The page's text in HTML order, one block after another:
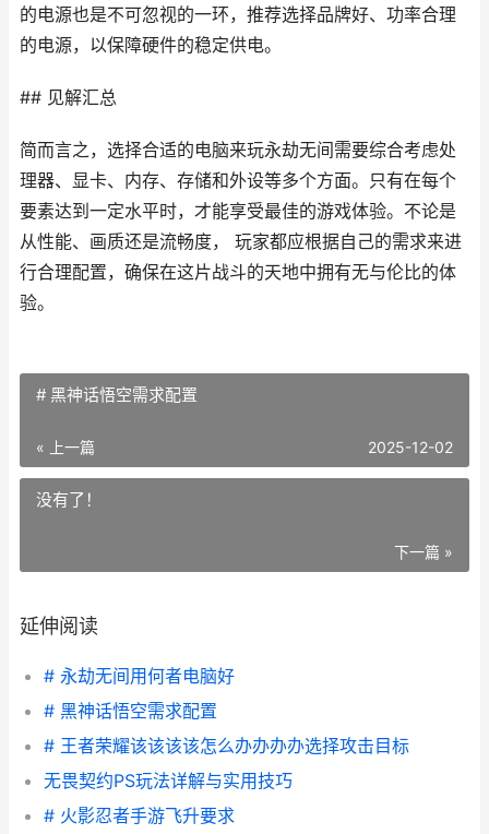
的电源也是不可忽视的一环，推荐选择品牌好、功率合理
的电源，以保障硬件的稳定供电。
## 见解汇总
简而言之，选择合适的电脑来玩永劫无间需要综合考虑处
理器、显卡、内存、存储和外设等多个方面。只有在每个
要素达到一定水平时，才能享受最佳的游戏体验。不论是
从性能、画质还是流畅度， 玩家都应根据自己的需求来进
行合理配置，确保在这片战斗的天地中拥有无与伦比的体
验。
# 黑神话悟空需求配置
« 上一篇 2025-12-02
没有了！
下一篇 »
延伸阅读
# 永劫无间用何者电脑好
# 黑神话悟空需求配置
# 王者荣耀该该该该怎么办办办办选择攻击目标
无畏契约PS玩法详解与实用技巧
# 火影忍者手游飞升要求